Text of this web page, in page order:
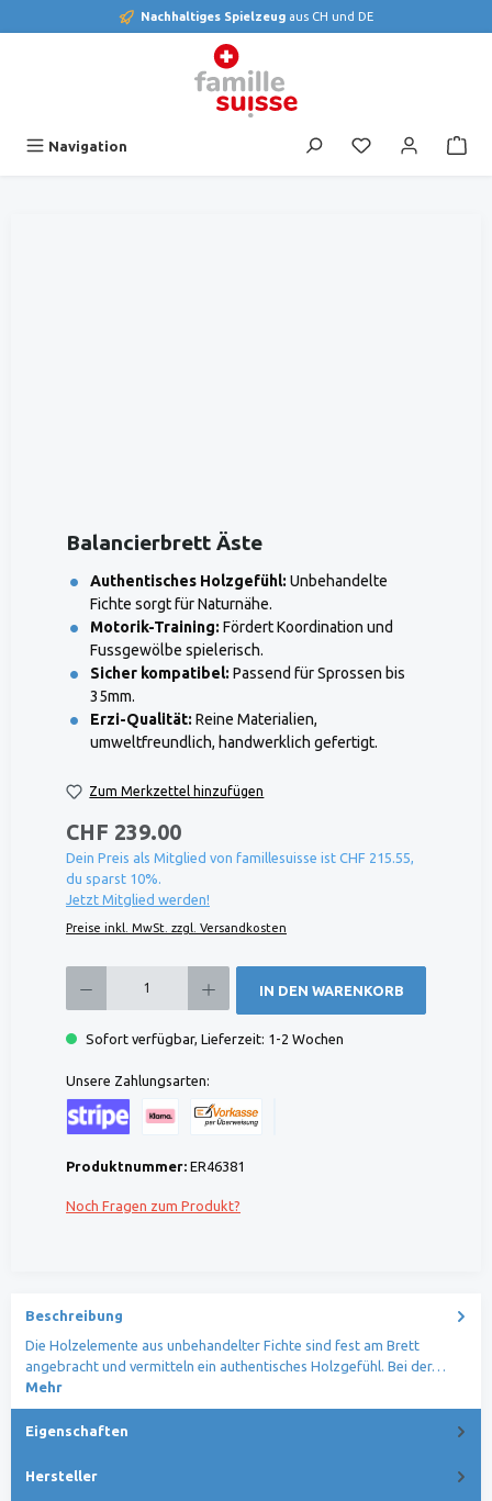
Nachhaltiges Spielzeug aus CH und DE
Navigation Du hast 0
Balancierbrett Äste
Authentisches Holzgefühl: Unbehandelte
Fichte sorgt für Naturnähe.
Motorik-Training: Fördert Koordination und
Fussgewölbe spielerisch.
Sicher kompatibel: Passend für Sprossen bis
35mm.
Erzi-Qualität: Reine Materialien,
umweltfreundlich, handwerklich gefertigt.
Zum Merkzettel hinzufügen
CHF 239.00
Dein Preis als Mitglied von famillesuisse ist CHF 215.55,
du sparst 10%.
Jetzt Mitglied werden!
Preise inkl. MwSt. zzgl. Versandkosten
IN DEN WARENKORB
Sofort verfügbar, Lieferzeit: 1-2 Wochen
Unsere Zahlungsarten:
Produktnummer: ER46381
Noch Fragen zum Produkt?
Beschreibung
Die Holzelemente aus unbehandelter Fichte sind fest am Brett
angebracht und vermitteln ein authentisches Holzgefühl. Bei der…
Mehr
Eigenschaften
Hersteller